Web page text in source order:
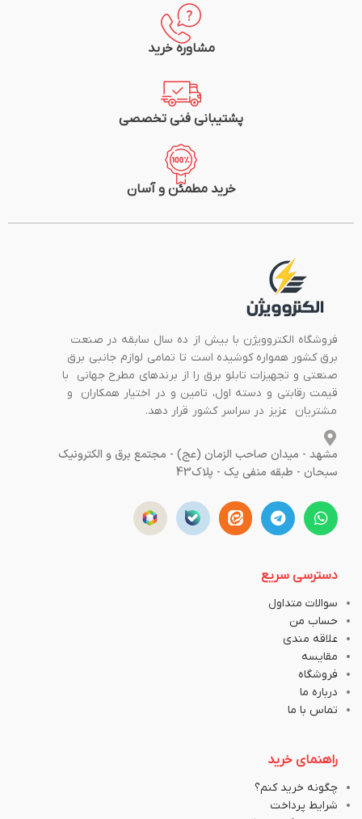
مشاوره خرید
پشتیبانی فنی تخصصی
خرید مطمئن و آسان
فروشگاه الکتروویژن با بیش از ده سال سابقه در صنعت
برق کشور همواره کوشیده است تا تمامی لوازم جانبی برق
صنعتی و تجهیزات تابلو برق را از برندهای مطرح جهانی با
قیمت رقابتی و دسته اول، تامین و در اختیار همکاران و
مشتریان عزیز در سراسر کشور قرار دهد.
مشهد - میدان صاحب الزمان (عج) - مجتمع برق و الکترونیک
سبحان - طبقه منفی یک - پلاک43
دسترسی سریع
سوالات متداول
حساب من
علاقه مندی
مقایسه
فروشگاه
درباره ما
تماس با ما
راهنمای خرید
چگونه خرید کنم؟
شرایط پرداخت